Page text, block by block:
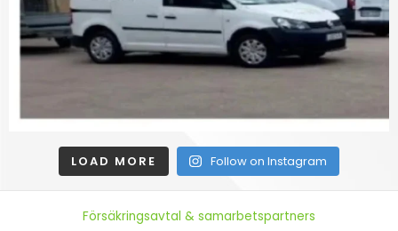
LOAD MORE Follow on Instagram
Försäkringsavtal & samarbetspartners